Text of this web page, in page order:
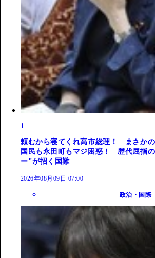
1
頼むから寝てくれ高市総理！ まさか
国民も永田町もマジ困惑！ 歴代屈指
ー"が招く国難
2026年08月09日 07:00
政治・国際